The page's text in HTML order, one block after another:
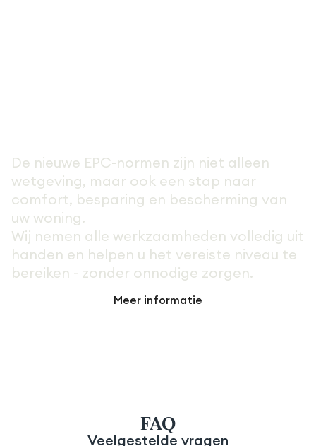
De nieuwe EPC-normen zijn niet alleen
wetgeving, maar ook een stap naar
comfort, besparing en bescherming van
uw woning.
Wij nemen alle werkzaamheden volledig uit
handen en helpen u het vereiste niveau te
bereiken - zonder onnodige zorgen.
Meer informatie
FAQ
Veelgestelde vragen